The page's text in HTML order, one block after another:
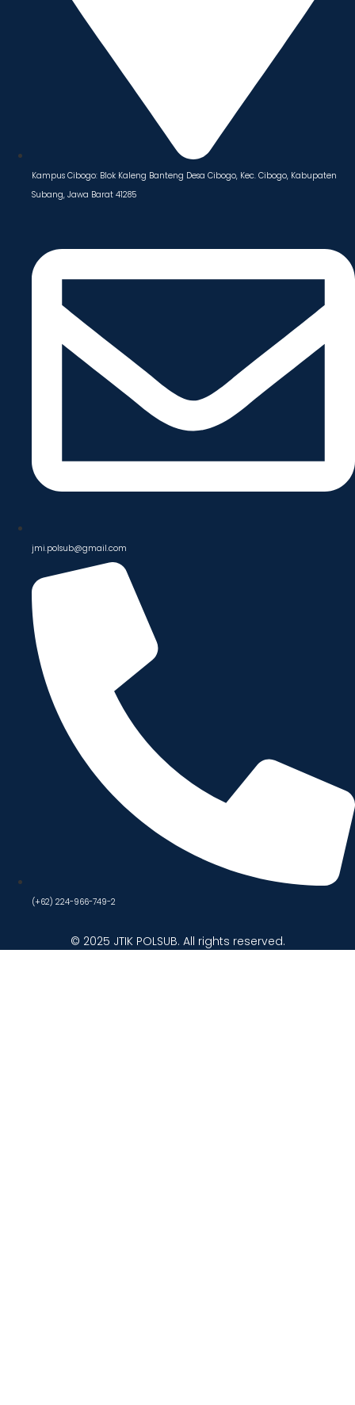
Kampus Cibogo: Blok Kaleng Banteng Desa Cibogo, Kec. Cibogo, Kabupaten
Subang, Jawa Barat 41285
jmi.polsub@gmail.com
(+62) 224-966-749-2
© 2025 JTIK POLSUB. All rights reserved.